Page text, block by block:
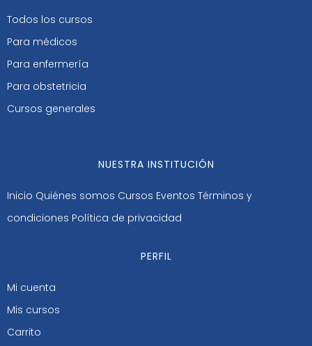
Todos los cursos
Para médicos
Para enfermería
Para obstetricia
Cursos generales
NUESTRA INSTITUCIÓN
Inicio Quiénes somos Cursos Eventos Términos y
condiciones Política de privacidad
PERFIL
Mi cuenta
Mis cursos
Carrito